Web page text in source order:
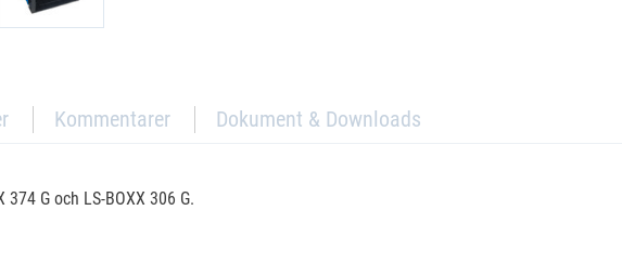
Kommentarer Dokument & Downloads
G och LS-BOXX 306 G.